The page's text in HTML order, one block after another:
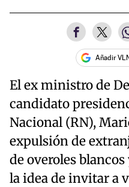
Añadir
El ex ministro de
candidato
Nacional (RN),
expulsión de
de overoles
la idea de invitar a